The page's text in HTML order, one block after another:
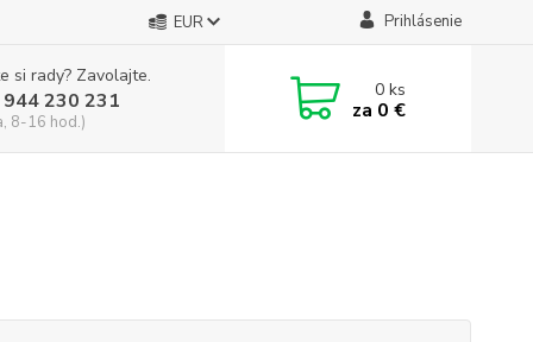
EUR Prihlásenie
si rady? Zavolajte.
230 231
8-16 hod.)
0ks
za 0 €